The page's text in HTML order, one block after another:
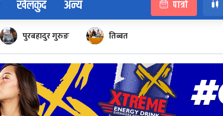
खेलकुद अन्य पात्रो
पुरबहादुर गुरुङ तिब्बत